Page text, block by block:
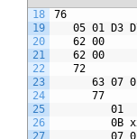
18
19
20
21
22
23
24
25
26
76
05 01 D3
62 00
62 00
72
63 07 01
77
01
0B xx xx